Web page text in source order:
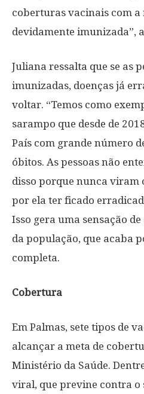
coberturas vacinais com a
devidamente imunizada”,
Juliana ressalta que se as
imunizadas, doenças já
voltar. “Temos como
sarampo que desde de
País com grande número
óbitos. As pessoas não
disso porque nunca viram
por ela ter ficado
Isso gera uma sensação
da população, que acaba
completa.
Cobertura
Em Palmas, sete tipos de
alcançar a meta de
Ministério da Saúde.
viral, que previne contra o